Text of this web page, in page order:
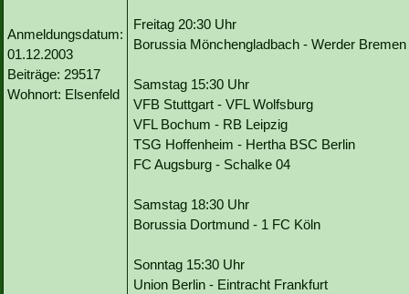
Anmeldungsdatum:
01.12.2003
Beiträge: 29517
Wohnort: Elsenfeld
Freitag 20:30 Uhr
Borussia Mönchengladbach - Werder Bremen
Samstag 15:30 Uhr
VFB Stuttgart - VFL Wolfsburg
VFL Bochum - RB Leipzig
TSG Hoffenheim - Hertha BSC Berlin
FC Augsburg - Schalke 04
Samstag 18:30 Uhr
Borussia Dortmund - 1 FC Köln
Sonntag 15:30 Uhr
Union Berlin - Eintracht Frankfurt